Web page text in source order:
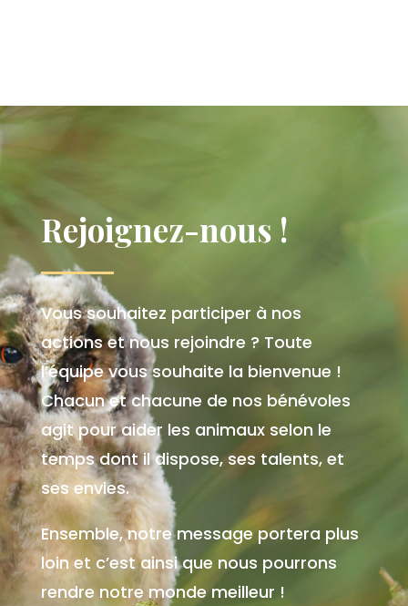
Rejoignez-nous !
Vous souhaitez participer à nos
actions et nous rejoindre ? Toute
l’équipe vous souhaite la bienvenue !
Chacun et chacune de nos bénévoles
agit pour aider les animaux selon le
temps dont il dispose, ses talents, et
ses envies.
Ensemble, notre message portera plus
loin et c’est ainsi que nous pourrons
rendre notre monde meilleur !